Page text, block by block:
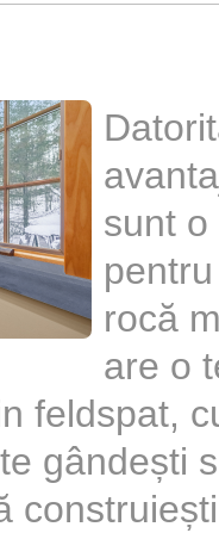
sunt
rocă
are o
feldspat,
gândești